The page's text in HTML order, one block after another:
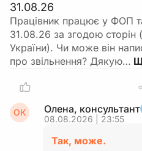
31.08.26
Працівник працює у ФОП
31.08.26 за згодою
України). Чи може він
про звільнення? Дякую…
ОК Олена, консультант
08.08.2026 | 23:55
Так, може.